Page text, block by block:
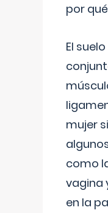
por
El
mujer
como
vagina
en la